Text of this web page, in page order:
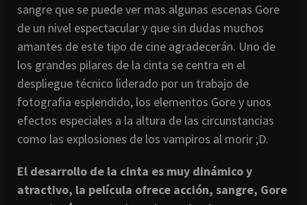
sangre que se puede ver mas algunas escenas Gore
de un nivel espectacular y que sin dudas muchos
amantes de este tipo de cine agradecerán. Uno de
los grandes pilares de la cinta se centra en el
despliegue técnico liderado por un trabajo de
fotografia esplendido, los elementos Gore y unos
efectos especiales a la altura de las circunstancias
como las explosiones de los vampiros al morir ;D.
El desarrollo de la cinta es muy dinámico y
atractivo, la película ofrece acción, sangre, Gore